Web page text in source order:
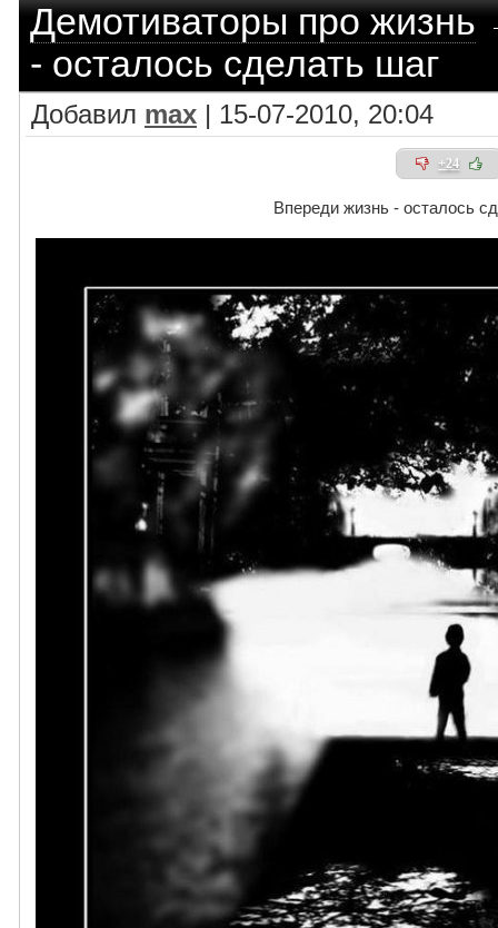
Демотиваторы про жизнь
- осталось сделать шаг
Добавил max | 15-07-2010, 20:04
+24
Впереди жизнь - осталось